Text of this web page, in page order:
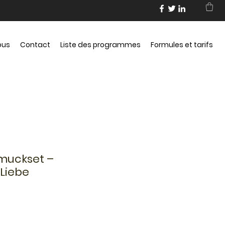
Contact Liste des programmes Formules et tarifs
–